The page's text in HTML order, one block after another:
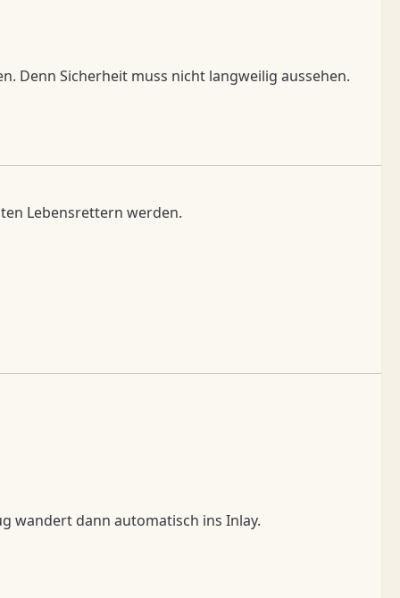
Denn Sicherheit muss nicht langweilig aussehen.
Lebensrettern werden.
wandert dann automatisch ins Inlay.